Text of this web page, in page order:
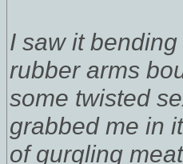
I saw it
rubber arms
some twisted
grabbed me in
of gurgling